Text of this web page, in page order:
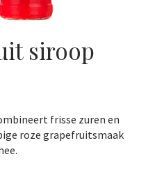
siroop
frisse zuren en
roze grapefruit­smaak